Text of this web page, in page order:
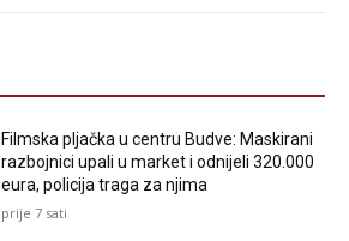
Filmska pljačka u centru Budve: Maskirani
razbojnici upali u market i odnijeli 320.000
eura, policija traga za njima
prije 7 sati